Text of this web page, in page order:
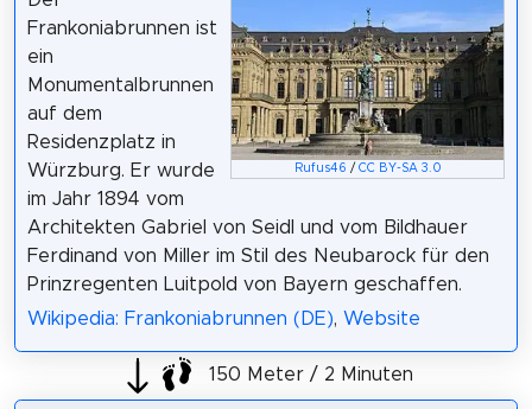
Rufus46 / CC BY-SA 3.0
Frankoniabrunnen ist
ein
Monumentalbrunnen
auf dem
Residenzplatz in
Würzburg. Er wurde
im Jahr 1894 vom
Architekten Gabriel von Seidl und vom Bildhauer
Ferdinand von Miller im Stil des Neubarock für den
Prinzregenten Luitpold von Bayern geschaffen.
Wikipedia: Frankoniabrunnen (DE), Website
150 Meter / 2 Minuten